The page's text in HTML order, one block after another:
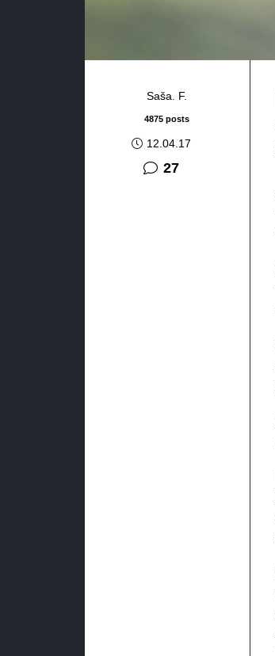
Saša. F.
4875 posts
12.04.17
27komentara